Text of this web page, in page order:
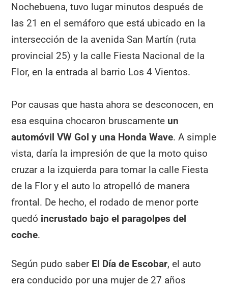
Nochebuena, tuvo lugar minutos después de
las 21 en el semáforo que está ubicado en la
intersección de la avenida San Martín (ruta
provincial 25) y la calle Fiesta Nacional de la
Flor, en la entrada al barrio Los 4 Vientos.
Por causas que hasta ahora se desconocen, en
esa esquina chocaron bruscamente un
automóvil VW Gol y una Honda Wave. A simple
vista, daría la impresión de que la moto quiso
cruzar a la izquierda para tomar la calle Fiesta
de la Flor y el auto lo atropelló de manera
frontal. De hecho, el rodado de menor porte
quedó incrustado bajo el paragolpes del
coche.
Según pudo saber El Día de Escobar, el auto
era conducido por una mujer de 27 años